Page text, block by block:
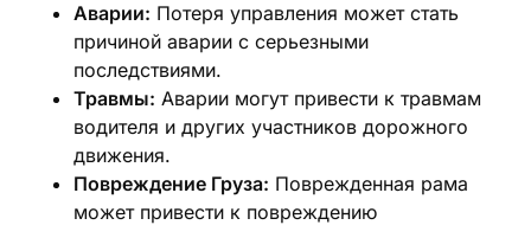
Аварии: Потеря управления может стать
причиной аварии с серьезными
последствиями.
Травмы: Аварии могут привести к травмам
водителя и других участников дорожного
движения.
Повреждение Груза: Поврежденная рама
может привести к повреждению